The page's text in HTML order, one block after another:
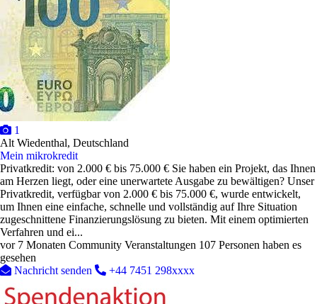
1
Alt Wiedenthal, Deutschland
Mein mikrokredit
Privatkredit: von 2.000 € bis 75.000 € Sie haben ein Projekt, das Ihnen
am Herzen liegt, oder eine unerwartete Ausgabe zu bewältigen? Unser
Privatkredit, verfügbar von 2.000 € bis 75.000 €, wurde entwickelt,
um Ihnen eine einfache, schnelle und vollständig auf Ihre Situation
zugeschnittene Finanzierungslösung zu bieten. Mit einem optimierten
Verfahren und ei...
vor 7 Monaten Community Veranstaltungen 107 Personen haben es
gesehen
Nachricht senden
+44 7451 298xxxx